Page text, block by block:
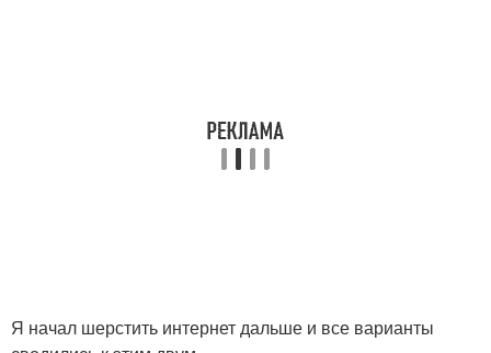
Я начал шерстить интернет дальше и все варианты